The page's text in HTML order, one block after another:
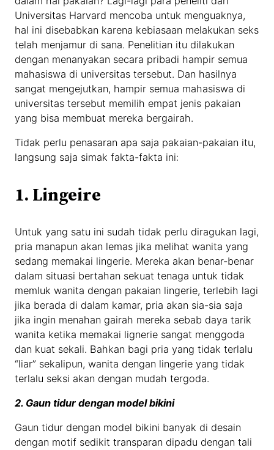
Universitas Harvard mencoba untuk menguaknya,
hal ini disebabkan karena kebiasaan melakukan seks
telah menjamur di sana. Penelitian itu dilakukan
dengan menanyakan secara pribadi hampir semua
mahasiswa di universitas tersebut. Dan hasilnya
sangat mengejutkan, hampir semua mahasiswa di
universitas tersebut memilih empat jenis pakaian
yang bisa membuat mereka bergairah.
Tidak perlu penasaran apa saja pakaian-pakaian itu,
langsung saja simak fakta-fakta ini:
1. Lingeire
Untuk yang satu ini sudah tidak perlu diragukan lagi,
pria manapun akan lemas jika melihat wanita yang
sedang memakai lingerie. Mereka akan benar-benar
dalam situasi bertahan sekuat tenaga untuk tidak
memluk wanita dengan pakaian lingerie, terlebih lagi
jika berada di dalam kamar, pria akan sia-sia saja
jika ingin menahan gairah mereka sebab daya tarik
wanita ketika memakai lignerie sangat menggoda
dan kuat sekali. Bahkan bagi pria yang tidak terlalu
“liar” sekalipun, wanita dengan lingerie yang tidak
terlalu seksi akan dengan mudah tergoda.
2. Gaun tidur dengan model bikini
Gaun tidur dengan model bikini banyak di desain
dengan motif sedikit transparan dipadu dengan tali